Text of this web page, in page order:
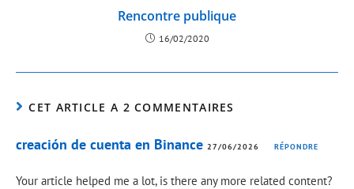
Rencontre publique
16/02/2020
CET ARTICLE A 2 COMMENTAIRES
creación de cuenta en Binance 27/06/2026 RÉPONDRE
Your article helped me a lot, is there any more related content?